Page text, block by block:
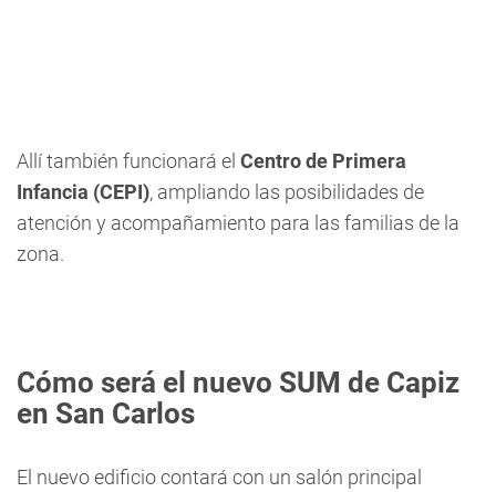
Allí también funcionará el Centro de Primera
Infancia (CEPI), ampliando las posibilidades de
atención y acompañamiento para las familias de la
zona.
Cómo será el nuevo SUM de Capiz
en San Carlos
El nuevo edificio contará con un salón principal